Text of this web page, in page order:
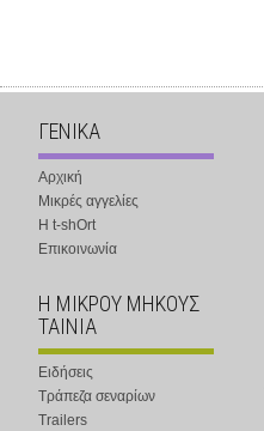
ΓΕΝΙΚΑ
Αρχική
Μικρές αγγελίες
Η t-shOrt
Επικοινωνία
Η ΜΙΚΡΟΥ ΜΗΚΟΥΣ
ΤΑΙΝΙΑ
Ειδήσεις
Τράπεζα σεναρίων
Trailers